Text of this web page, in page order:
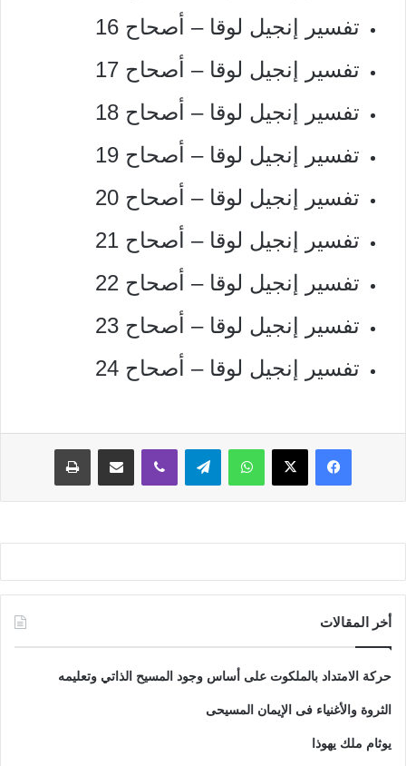
تفسير إنجيل لوقا – أصحاح 16
تفسير إنجيل لوقا – أصحاح 17
تفسير إنجيل لوقا – أصحاح 18
تفسير إنجيل لوقا – أصحاح 19
تفسير إنجيل لوقا – أصحاح 20
تفسير إنجيل لوقا – أصحاح 21
تفسير إنجيل لوقا – أصحاح 22
تفسير إنجيل لوقا – أصحاح 23
تفسير إنجيل لوقا – أصحاح 24
فيسبوك‫X واتسابتيلقرامڤايبر مشاركة عبر البريد طباعة
أخر المقالات
حركة الامتداد بالملكوت على أساس وجود المسيح الذاتي وتعليمه
الثروة والأغنياء فى الإيمان المسيحى
يوثام ملك يهوذا